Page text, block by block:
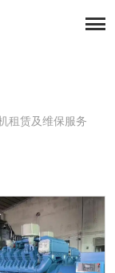
租赁及维保服务